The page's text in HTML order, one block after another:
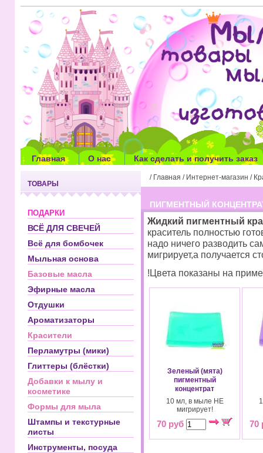
Главная О нас Как сделать и получить заказ
ТОВАРЫ
ПОДАРКИ
ВСЁ ДЛЯ СВЕЧЕЙ
Всё для бомбочек
Мыльная основа
Базовые масла
Эфирные масла
Отдушки
Ароматизаторы
Красители
Перламутры (мики)
Глиттеры (блёстки)
Добавки к мылу и
косметике
Формы для мыла
Штампы и текстурные
листы
Инструменты, посуда
/ Главная / Интернет-магазин /
ПИГМЕНТНЫЙ
Жидкий пигментный
краситель полностью
надо ничего разводить
мигрирует,а получается
!Цвета показаны на
Зеленый (мята)
пигментный
концентрат
10 мл, в мыле НЕ
мигрирует!
70 руб 70